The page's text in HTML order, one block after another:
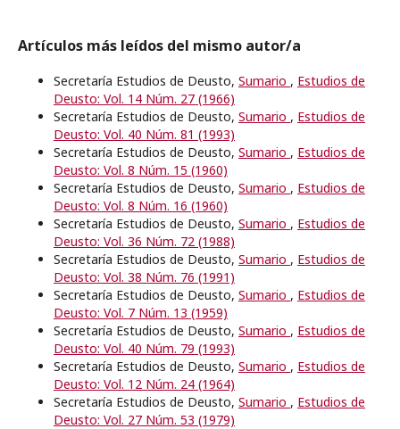
Artículos más leídos del mismo autor/a
Secretaría Estudios de Deusto, Sumario , Estudios de
Deusto: Vol. 14 Núm. 27 (1966)
Secretaría Estudios de Deusto, Sumario , Estudios de
Deusto: Vol. 40 Núm. 81 (1993)
Secretaría Estudios de Deusto, Sumario , Estudios de
Deusto: Vol. 8 Núm. 15 (1960)
Secretaría Estudios de Deusto, Sumario , Estudios de
Deusto: Vol. 8 Núm. 16 (1960)
Secretaría Estudios de Deusto, Sumario , Estudios de
Deusto: Vol. 36 Núm. 72 (1988)
Secretaría Estudios de Deusto, Sumario , Estudios de
Deusto: Vol. 38 Núm. 76 (1991)
Secretaría Estudios de Deusto, Sumario , Estudios de
Deusto: Vol. 7 Núm. 13 (1959)
Secretaría Estudios de Deusto, Sumario , Estudios de
Deusto: Vol. 40 Núm. 79 (1993)
Secretaría Estudios de Deusto, Sumario , Estudios de
Deusto: Vol. 12 Núm. 24 (1964)
Secretaría Estudios de Deusto, Sumario , Estudios de
Deusto: Vol. 27 Núm. 53 (1979)